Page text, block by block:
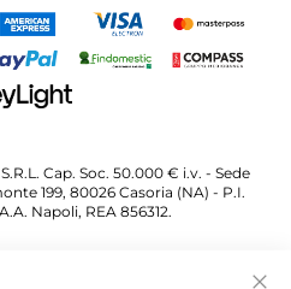
Cap. Soc. 50.000 € i.v. - Sede
199, 80026 Casoria (NA) - P.I.
Napoli, REA 856312.